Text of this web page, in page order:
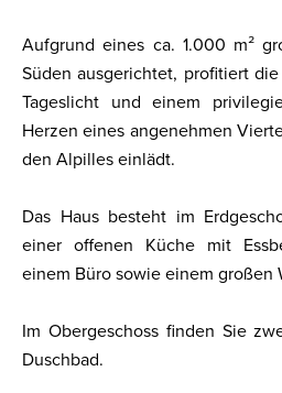
Aufgrund eines ca. 1.000 m²
Süden ausgerichtet, profitiert
Tageslicht und einem
Herzen eines angenehmen
den Alpilles einlädt.
Das Haus besteht im
einer offenen Küche mit
einem Büro sowie einem großen
Im Obergeschoss finden Sie
Duschbad.